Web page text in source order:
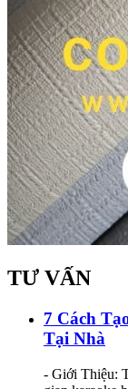
TƯ VẤN
7 Cách
Tại Nhà
- Giới Thiệu: